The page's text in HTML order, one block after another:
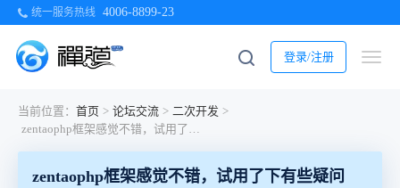
统一服务热线 4006-8899-23
登录/注册
当前位置： 首页 > 论坛交流 > 二次开发 >
zentaophp框架感觉不错，试用了下有些疑问
zentaophp框架感觉不错，试用了下有些疑问